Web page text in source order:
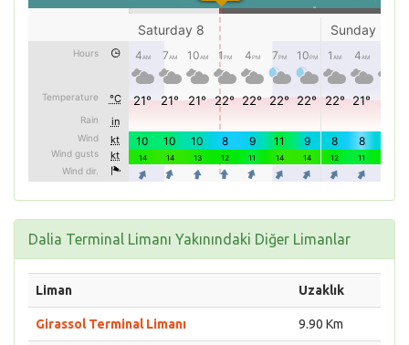
Dalia Terminal Limanı Yakınındaki Diğer Limanlar
Liman Uzaklık
Girassol Terminal Limanı 9.90 Km